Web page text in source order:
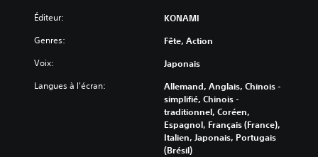
Éditeur: KONAMI
Genres: Fête, Action
Voix: Japonais
Langues à l'écran:
Allemand, Anglais, Chinois -
simplifié, Chinois -
traditionnel, Coréen,
Espagnol, Français (France),
Italien, Japonais, Portugais
(Brésil)